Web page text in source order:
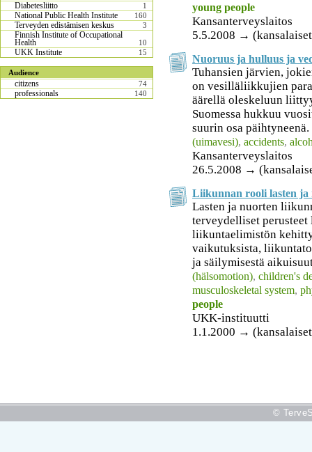
Diabetesliitto 1
National Public Health Institute 160
Terveyden edistämisen keskus 3
Finnish Institute of Occupational
Health 10
UKK Institute 15
Audience
citizens 74
professionals 140
young people
Kansanterveyslaitos
5.5.2008 →
Nuoruus ja hulluus ja
Tuhansien järvien,
on vesilläliikkujien
äärellä oleskeluun
Suomessa hukkuu
suurin osa
(uimavesi), accidents,
Kansanterveyslaitos
26.5.2008 →
Liikunnan rooli lasten ja
Lasten ja nuorten
terveydelliset
liikuntaelimistön
vaikutuksista,
ja säilymisestä
(hälsomotion), children's
musculoskeletal system,
people
UKK-instituutti
1.1.2000 →
©